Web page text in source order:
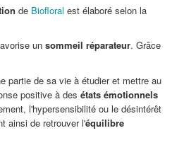
de Biofloral est élaboré selon la
unsommeil réparateur. Grâce
partie de sa vie à étudier et mettre au
positive à desétats émotionnels
l'hypersensibilité ou le désintérêt
ainsi de retrouver l'équilibre